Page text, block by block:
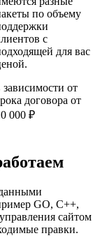
по объему
с
для вас
зависимости от
договора от
000 ₽
GO, C++,
сайтом
правки.